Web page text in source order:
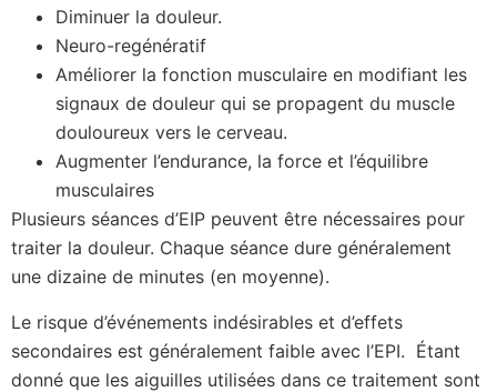
Diminuer la douleur.
Neuro-regénératif
Améliorer la fonction musculaire en modifiant les
signaux de douleur qui se propagent du muscle
douloureux vers le cerveau.
Augmenter l’endurance, la force et l’équilibre
musculaires
Plusieurs séances d’EIP peuvent être nécessaires pour
traiter la douleur. Chaque séance dure généralement
une dizaine de minutes (en moyenne).
Le risque d’événements indésirables et d’effets
secondaires est généralement faible avec l’EPI. Étant
donné que les aiguilles utilisées dans ce traitement sont